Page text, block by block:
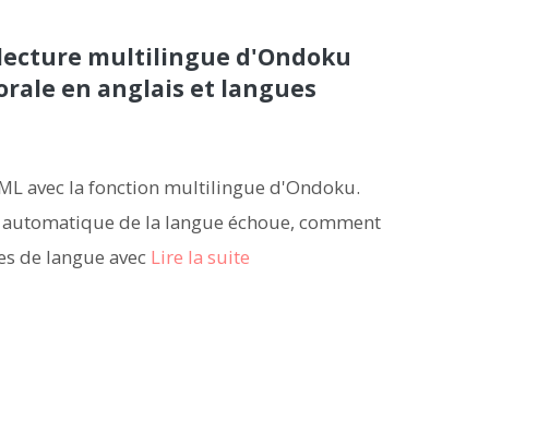
multilingue d'Ondoku
en anglais et langues
avec la fonction multilingue d'Ondoku.
de la langue échoue, comment
de langue avec Lire la suite